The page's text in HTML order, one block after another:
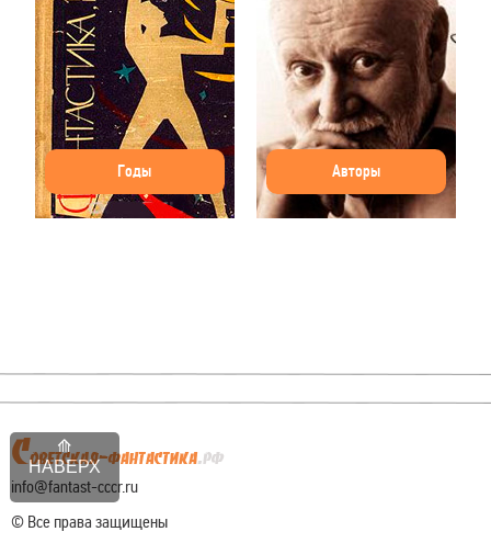
НАВЕРХ
Годы Авторы
info@fantast-cccr.ru
© Все права защищены